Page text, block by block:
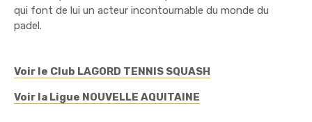
qui font de lui un acteur incontournable du monde du
padel.
Voir le Club LAGORD TENNIS SQUASH
Voir la Ligue NOUVELLE AQUITAINE